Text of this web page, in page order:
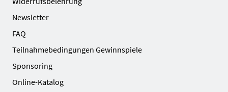
Newsletter
FAQ
Teilnahmebedingungen Gewinnspiele
Sponsoring
Online-Katalog